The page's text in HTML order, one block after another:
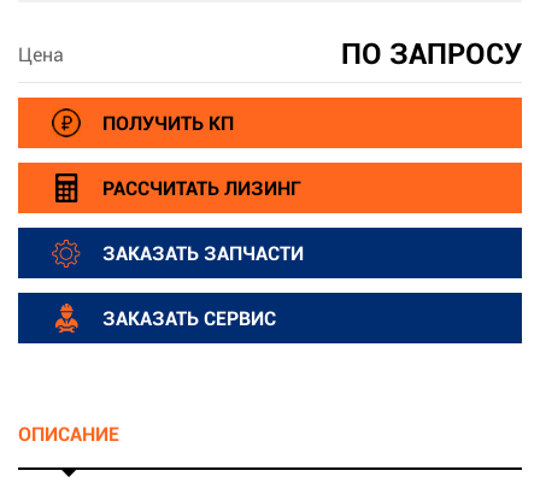
Цена ПО ЗАПРОСУ
ПОЛУЧИТЬ КП
РАССЧИТАТЬ ЛИЗИНГ
ЗАКАЗАТЬ ЗАПЧАСТИ
ЗАКАЗАТЬ СЕРВИС
ОПИСАНИЕ